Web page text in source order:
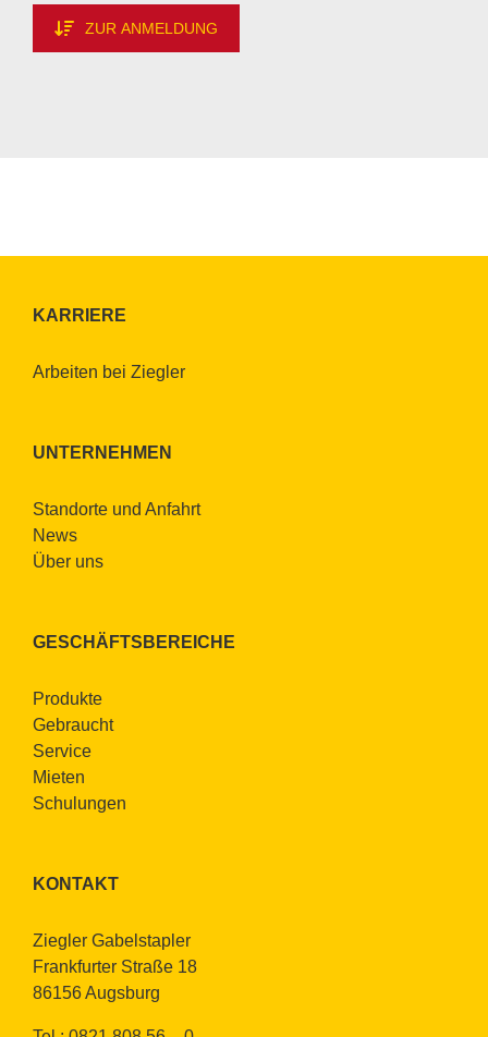
ZUR ANMELDUNG
KAR­RIE­RE
Ar­bei­ten bei Zieg­ler
UN­TER­NEH­MEN
Stand­or­te und An­fahrt
News
Über uns
GE­SCHÄFTS­BE­REI­CHE
Pro­duk­te
Ge­braucht
Ser­vice
Mie­ten
Schu­lun­gen
KON­TAKT
Zieg­ler Ga­bel­stap­ler
Frank­fur­ter Stra­ße 18
86156 Augs­burg